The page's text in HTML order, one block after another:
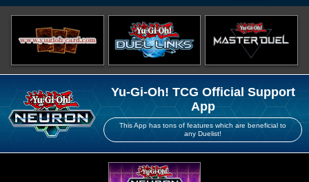
Yu-Gi-Oh! TCG Official Support
App
This App has tons of features which are beneficial to
any Duelist!